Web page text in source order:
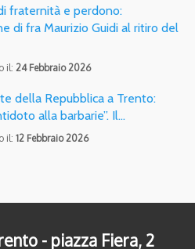
fraternità e perdono:
di fra Maurizio Guidi al ritiro del
il: 24 Febbraio 2026
della Repubblica a Trento:
alla barbarie”. Il…
il: 12 Febbraio 2026
- piazza Fiera, 2